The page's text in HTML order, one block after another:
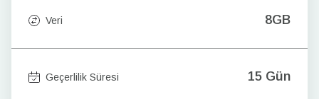
Veri 8GB
Geçerlilik Süresi 15 Gün